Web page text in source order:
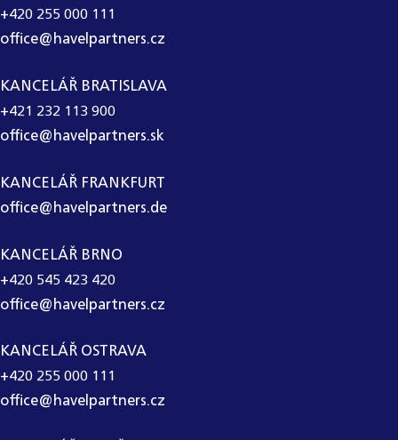
+420 255 000 111
office@havelpartners.cz
KANCELÁŘ BRATISLAVA
+421 232 113 900
office@havelpartners.sk
KANCELÁŘ FRANKFURT
office@havelpartners.de
KANCELÁŘ BRNO
+420 545 423 420
office@havelpartners.cz
KANCELÁŘ OSTRAVA
+420 255 000 111
office@havelpartners.cz